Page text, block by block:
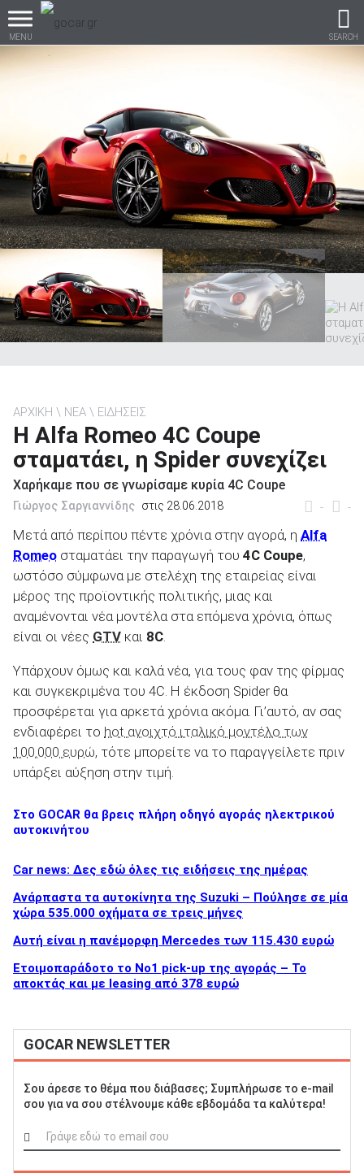
MENU SEARCH
Βρες τα πάντα για το
αυτοκίνητο!
βρες το!
Καινούρια
ΑΝΑΖΗΤΗΣΗ
Μεταχειρισμένα
ΑΝΑΖΗΤΗΣΗ
Επιχειρήσεις
ΑΡΧΙΚΗ ΝΕΑ ΕΙΔΗΣΕΙΣ
H Alfa Romeo 4C Coupe
σταματάει, η Spider συνεχίζει
Χαρήκαμε που σε γνωρίσαμε κυρία 4C Coupe
- -
Γιώργος Σαργιαννίδης στις 28.06.2018
Μετά από περίπου πέντε χρόνια στην αγορά, η Alfa
Romeo σταματάει την παραγωγή του 4C Coupe,
ωστόσο σύμφωνα με στελέχη της εταιρείας είναι
μέρος της προϊοντικής πολιτικής, μιας και
αναμένονται νέα μοντέλα στα επόμενα χρόνια, όπως
είναι οι νέες GTV και 8C.
Υπάρχουν όμως και καλά νέα, για τους φαν της φίρμας
και συγκεκριμένα του 4C. Η έκδοση Spider θα
προσφέρεται για αρκετά χρόνια ακόμα. Γι’αυτό, αν σας
ενδιαφέρει το hot ανοιχτό ιταλικό μοντέλο των
100.000 ευρώ, τότε μπορείτε να το παραγγείλετε πριν
υπάρξει αύξηση στην τιμή.
Στο GOCAR θα βρεις πλήρη οδηγό αγοράς ηλεκτρικού
αυτοκινήτου
Car news: Δες εδώ όλες τις ειδήσεις της ημέρας
Ανάρπαστα τα αυτοκίνητα της Suzuki – Πούλησε σε μία
χώρα 535.000 οχήματα σε τρεις μήνες
Αυτή είναι η πανέμορφη Mercedes των 115.430 ευρώ
Ετοιμοπαράδοτο το Νο1 pick-up της αγοράς – Το
αποκτάς και με leasing από 378 ευρώ
GOCAR NEWSLETTER
Σου άρεσε το θέμα που διάβασες; Συμπλήρωσε το e-mail
σου για να σου στέλνουμε κάθε εβδομάδα τα καλύτερα!